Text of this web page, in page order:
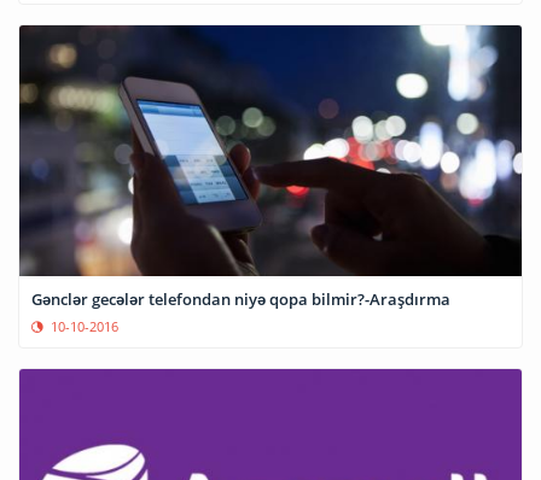
Gənclər gecələr telefondan niyə qopa bilmir?-Araşdırma
10-10-2016